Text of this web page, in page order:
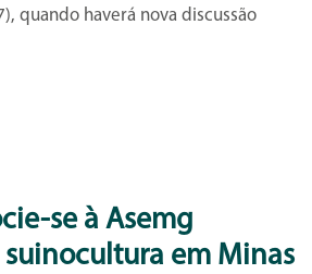
quando haverá nova discussão
se à Asemg
em Minas